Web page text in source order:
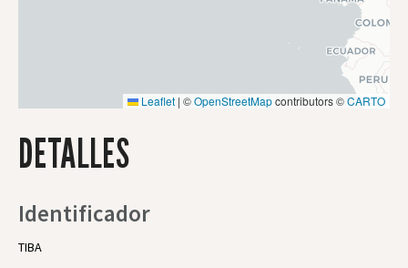
DETALLES
Identificador
TIBA
Leaflet | ©OpenStreetMapcontributors ©CARTO